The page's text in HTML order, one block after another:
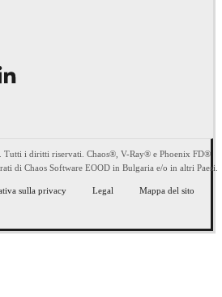
Tutti i diritti riservati. Chaos®, V-Ray® e Phoenix FD®
di Chaos Software EOOD in Bulgaria e/o in altri Paesi.
sulla privacy Legal Mappa del sito